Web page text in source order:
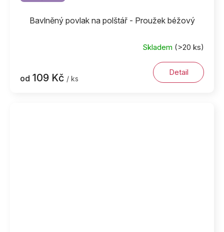
Bavlněný povlak na polštář - Proužek béžový
Skladem (>20 ks)
od 109 Kč / ks
Detail